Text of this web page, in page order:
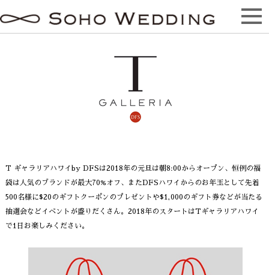
DFSハワイ 2017年元旦イベント＆プロモーシ
ョン
T ギャラリアハワイby DFSは2018年の元旦は朝8:00からオープン、恒例の福
袋は人気のブランドが最大70%オフ、またDFSハワイからのお年玉として先着
500名様に$20のギフトクーポンのプレゼントや$1,000のギフト券などが当たる
抽選会などイベントが盛りだくさん。2018年のスタートはTギャラリアハワイ
で1日お楽しみください。